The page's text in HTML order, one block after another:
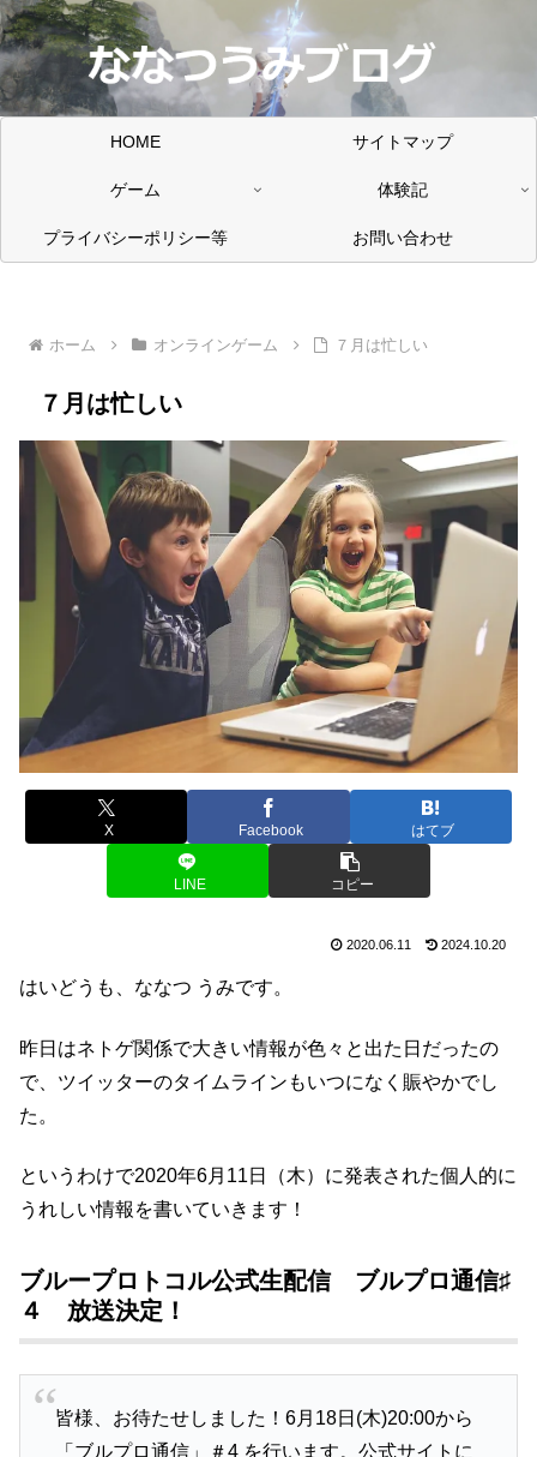
HOME サイトマップ
ゲーム 体験記
プライバシーポリシー等 お問い合わせ
ホーム オンラインゲーム ７月は忙しい
７月は忙しい
X Facebook はてブ
LINE コピー
2020.06.11 2024.10.20
はいどうも、ななつ うみです。
昨日はネトゲ関係で大きい情報が色々と出た日だったの
で、ツイッターのタイムラインもいつになく賑やかでし
た。
というわけで2020年6月11日（木）に発表された個人的に
うれしい情報を書いていきます！
ブループロトコル公式生配信 ブルプロ通信♯
４ 放送決定！
皆様、お待たせしました！6月18日(木)20:00から
「ブルプロ通信」＃4 を行います。公式サイトに